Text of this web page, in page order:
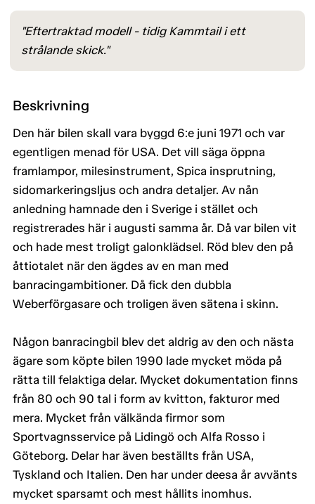
"Eftertraktad modell - tidig Kammtail i ett
strålande skick."
Beskrivning
Den här bilen skall vara byggd 6:e juni 1971 och var
egentligen menad för USA. Det vill säga öppna
framlampor, milesinstrument, Spica insprutning,
sidomarkeringsljus och andra detaljer. Av nån
anledning hamnade den i Sverige i stället och
registrerades här i augusti samma år. Då var bilen vit
och hade mest troligt galonklädsel. Röd blev den på
åttiotalet när den ägdes av en man med
banracingambitioner. Då fick den dubbla
Weberförgasare och troligen även sätena i skinn.
Någon banracingbil blev det aldrig av den och nästa
ägare som köpte bilen 1990 lade mycket möda på
rätta till felaktiga delar. Mycket dokumentation finns
från 80 och 90 tal i form av kvitton, fakturor med
mera. Mycket från välkända firmor som
Sportvagnsservice på Lidingö och Alfa Rosso i
Göteborg. Delar har även beställts från USA,
Tyskland och Italien. Den har under deesa år avvänts
mycket sparsamt och mest hållits inomhus.